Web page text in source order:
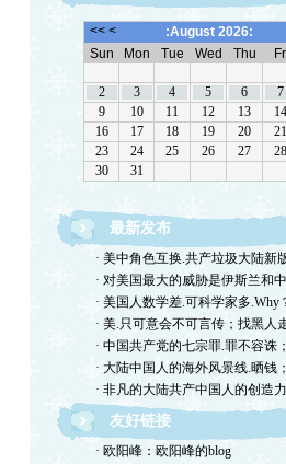
最新发布
· 美中角色互换.共产垃圾大陆新
· 对美国最大的威胁是伊斯兰和
· 美国人数学差.可科学家多.Why
· 美.只可意会不可言传；找黑人
· 中国共产党的七宗罪.罪不容诛；
· 大陆中国人的海外风景线.晒钱；
· 非凡的大陆共产中国人的创造力
友好链接
· 欧阳峰：欧阳峰的blog